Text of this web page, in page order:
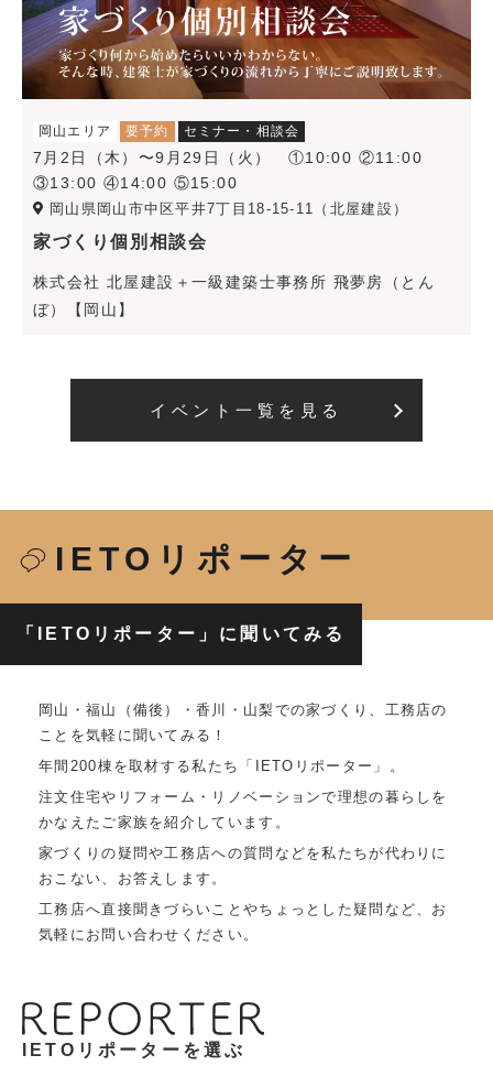
岡山エリア 要予約 セミナー・相談会
7月2日（木）〜9月29日（火） ①10:00 ②11:00
③13:00 ④14:00 ⑤15:00
岡山県岡山市中区平井7丁目18-15-11（北屋建設）
家づくり個別相談会
株式会社 北屋建設＋一級建築士事務所 飛夢房（とん
ぼ）【岡山】
イベント一覧を見る
IETOリポーター
「IETOリポーター」に聞いてみる
岡山・福山（備後）・香川・山梨での家づくり、工務店の
ことを気軽に聞いてみる！
年間200棟を取材する私たち「IETOリポーター」。
注文住宅やリフォーム・リノベーションで理想の暮らしを
かなえたご家族を紹介しています。
家づくりの疑問や工務店への質問などを私たちが代わりに
おこない、お答えします。
工務店へ直接聞きづらいことやちょっとした疑問など、お
気軽にお問い合わせください。
IETOリポーターを選ぶ